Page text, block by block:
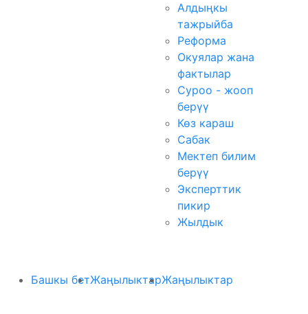
Алдыңкы
тажрыйба
Реформа
Окуялар жана
фактылар
Суроо - жооп
берүү
Көз караш
Сабак
Мектеп билим
берүү
Эксперттик
пикир
Жылдык
Башкы бетЖаңылыктарЖаңылыктар